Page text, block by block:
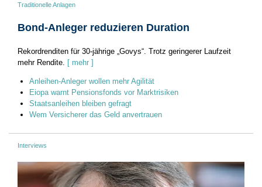
Traditionelle Anlagen
Bond-Anleger reduzieren Duration
Rekordrenditen für 30-jährige „Govys“. Trotz geringerer Laufzeit
mehr Rendite.
[ mehr ]
Anleihen-Anleger wollen mehr Agilität
Eiopa warnt Pensionsfonds vor Marktrisiken
Staatsanleihen bleiben gefragt
Wem Versicherer das Geld anvertrauen
Interviews